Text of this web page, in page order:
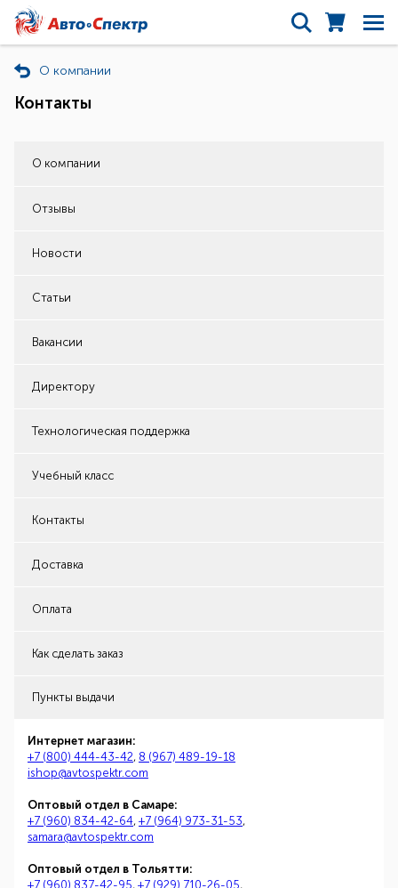
О компании
Контакты
О компании
Отзывы
Новости
Статьи
Вакансии
Директору
Технологическая поддержка
Учебный класс
Контакты
Доставка
Оплата
Как сделать заказ
Пункты выдачи
Интернет магазин:
+7 (800) 444-43-42, 8 (967) 489-19-18
ishop@avtospektr.com
Оптовый отдел в Самаре:
+7 (960) 834-42-64, +7 (964) 973-31-53,
samara@avtospektr.com
Оптовый отдел в Тольятти:
+7 (960) 837-42-95, +7 (929) 710-26-05,